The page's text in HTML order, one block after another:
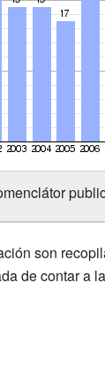
son
de contar a